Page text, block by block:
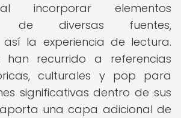
incorporar elementos
de diversas fuentes,
así la experiencia de lectura.
han recurrido a referencias
culturales y pop para
significativas dentro de sus
una capa adicional de